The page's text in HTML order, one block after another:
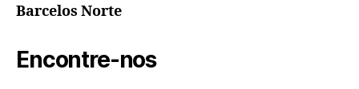
Barcelos Norte
Encontre-nos